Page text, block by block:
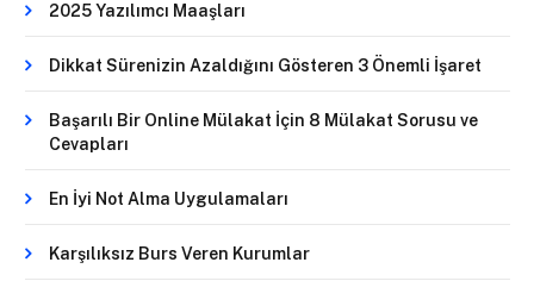
2025 Yazılımcı Maaşları
Dikkat Sürenizin Azaldığını Gösteren 3 Önemli İşaret
Başarılı Bir Online Mülakat İçin 8 Mülakat Sorusu ve
Cevapları
En İyi Not Alma Uygulamaları
Karşılıksız Burs Veren Kurumlar